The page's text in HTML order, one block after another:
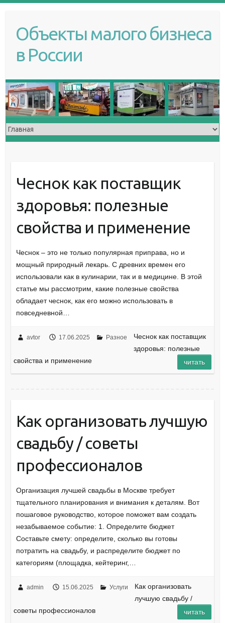
Объекты малого бизнеса
в России
Чеснок как поставщик
здоровья: полезные
свойства и применение
Чеснок – это не только популярная приправа, но и
мощный природный лекарь. С древних времен его
использовали как в кулинарии, так и в медицине. В этой
статье мы рассмотрим, какие полезные свойства
обладает чеснок, как его можно использовать в
повседневной…
avtor 17.06.2025 Разное
Чеснок как поставщик
здоровья: полезные
свойства и применение
читать
Как организовать лучшую
свадьбу / советы
профессионалов
Организация лучшей свадьбы в Москве требует
тщательного планирования и внимания к деталям. Вот
пошаговое руководство, которое поможет вам создать
незабываемое событие: 1. Определите бюджет
Составьте смету: определите, сколько вы готовы
потратить на свадьбу, и распределите бюджет по
категориям (площадка, кейтеринг,…
admin 15.06.2025 Услуги
Как организовать
лучшую свадьбу /
советы профессионалов
читать